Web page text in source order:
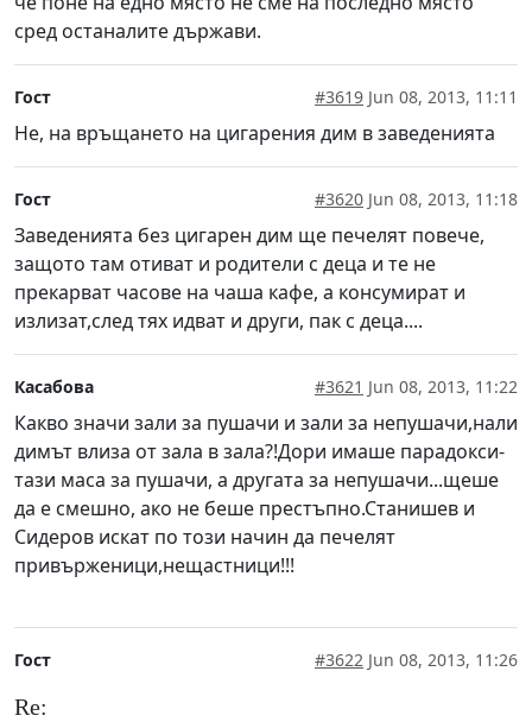
сред останалите държави.
Гост #3619 Jun 08, 2013, 11:11
Не, на връщането на цигарения дим в заведенията
Гост #3620 Jun 08, 2013, 11:18
Заведенията без цигарен дим ще печелят повече,
защото там отиват и родители с деца и те не
прекарват часове на чаша кафе, а консумират и
излизат,след тях идват и други, пак с деца....
Касабова #3621 Jun 08, 2013, 11:22
Какво значи зали за пушачи и зали за непушачи,нали
димът влиза от зала в зала?!Дори имаше парадокси-
тази маса за пушачи, а другата за непушачи...щеше
да е смешно, ако не беше престъпно.Станишев и
Сидеров искат по този начин да печелят
привърженици,нещастници!!!
Гост #3622 Jun 08, 2013, 11:26
Re: